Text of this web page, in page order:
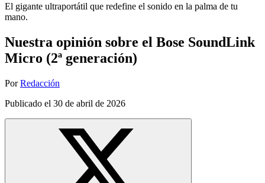
El gigante ultraportátil que redefine el sonido en la palma de tu
mano.
Nuestra opinión sobre el Bose SoundLink
Micro (2ª generación)
Por Redacción
Publicado el 30 de abril de 2026